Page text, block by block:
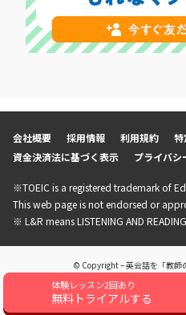
体験レッスン2回あり
無料トライアルする
会社概要 採用情報 利用規約
特
資金決済法に基づく表示
プライバシ
※TOEIC is a registered trademark of
This web page is not endorsed or
※ L&R means LISTENING AND
© Copyright – 英会話を「教師